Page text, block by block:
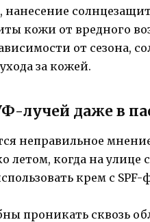
нанесение
кожи от вредного
от сезона,
за кожей.
лучей даже в
неправильное
летом, когда на улице
крем с
проникать сквозь